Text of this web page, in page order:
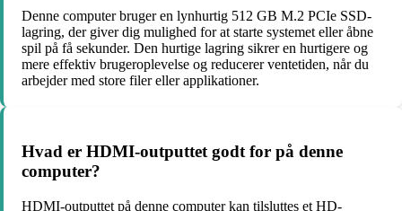
Denne computer bruger en lynhurtig 512 GB M.2 PCIe SSD-
lagring, der giver dig mulighed for at starte systemet eller åbne
spil på få sekunder. Den hurtige lagring sikrer en hurtigere og
mere effektiv brugeroplevelse og reducerer ventetiden, når du
arbejder med store filer eller applikationer.
Hvad er HDMI-outputtet godt for på denne
computer?
HDMI-outputtet på denne computer kan tilsluttes et HD-